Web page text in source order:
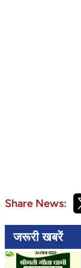
Share News:
जरूरी खबरें